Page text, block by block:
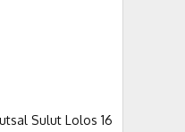
Sulut Lolos 16